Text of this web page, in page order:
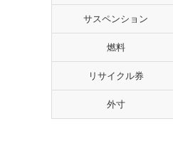
サスペンション
燃料
リサイクル券
外寸